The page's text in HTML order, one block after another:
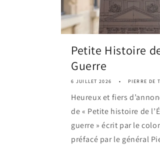
Petite Histoire
Guerre
6 JUILLET 2026 PIERRE DE
Heureux et fiers
de « Petite histoire de
guerre » écrit par le
préfacé par le général